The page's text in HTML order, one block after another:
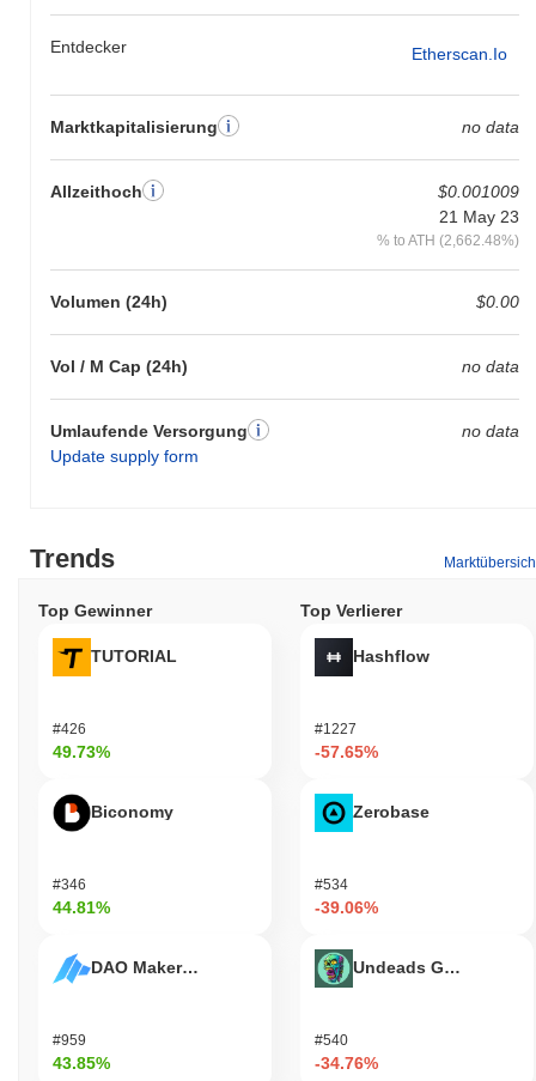
Entdecker Etherscan.io
Marktkapitalisierung no data
Allzeithoch
$0.001009
21 May 23
% to ATH (2,662.48%)
Volumen (24h) $0.00
Vol / M Cap (24h) no data
Umlaufende Versorgung
Update supply form
no data
Trends
Top Gewinner
TUTORIAL
#426
49.73%
Biconomy
#346
44.81%
DAO Maker Token
#959
43.85%
Top Verlierer
Hashflow
#1227
-57.65%
Zerobase
#534
-39.06%
Undeads Games
#540
-34.76%